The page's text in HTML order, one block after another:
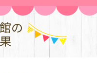
の